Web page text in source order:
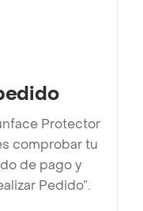
Protector
comprobar tu
de pago y
Pedido”.